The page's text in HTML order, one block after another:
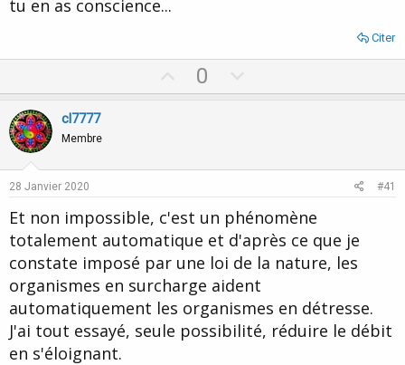
tu en as conscience...
Citer
p
0
o
t
e
cl7777
Membre
28 Janvier 2020 #41
Et non impossible, c'est un phénomène
totalement automatique et d'après ce que je
constate imposé par une loi de la nature, les
organismes en surcharge aident
automatiquement les organismes en détresse.
J'ai tout essayé, seule possibilité, réduire le débit
en s'éloignant.